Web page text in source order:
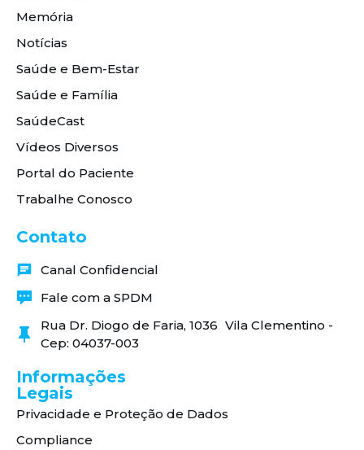
Memória
Notícias
Saúde e Bem-Estar
Saúde e Família
SaúdeCast
Vídeos Diversos
Portal do Paciente
Trabalhe Conosco
Contato
Canal Confidencial
Fale com a SPDM
Rua Dr. Diogo de Faria, 1036 Vila Clementino -
Cep: 04037-003
Informações
Legais
Privacidade e Proteção de Dados
Compliance